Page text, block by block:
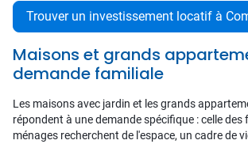
Trouver un investissement locatif à
Maisons et grands
demande familiale
Les maisons avec jardin et les grands
répondent à une demande spécifique : celle des
ménages recherchent de l'espace, un cadre de